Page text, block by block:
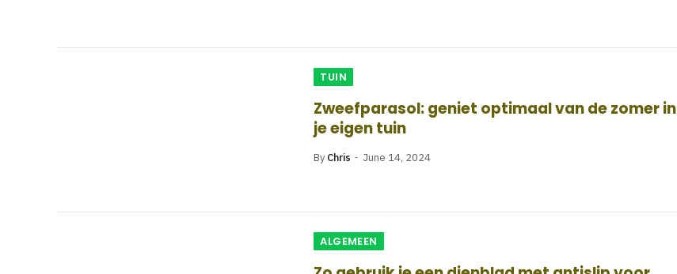
TUIN
Zweefparasol: geniet optimaal van de zomer in
je eigen tuin
By Chris June 14, 2024
ALGEMEEN